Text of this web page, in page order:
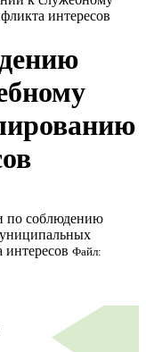
интересов
по соблюдению
Файл: